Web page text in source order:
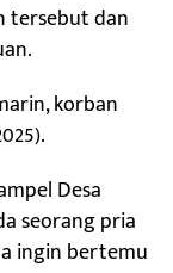
tersebut dan
korban
Desa
seorang pria
ingin bertemu